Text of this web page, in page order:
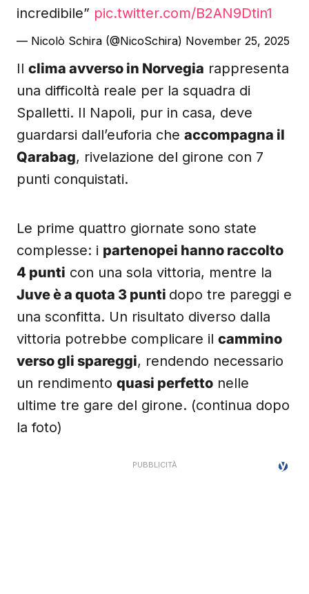
incredibile” pic.twitter.com/B2AN9Dtin1
— Nicolò Schira (@NicoSchira) November 25, 2025
Il clima avverso in Norvegia rappresenta
una difficoltà reale per la squadra di
Spalletti. Il Napoli, pur in casa, deve
guardarsi dall’euforia che accompagna il
Qarabag, rivelazione del girone con 7
punti conquistati.
Le prime quattro giornate sono state
complesse: i partenopei hanno raccolto
4 punti con una sola vittoria, mentre la
Juve è a quota 3 punti dopo tre pareggi e
una sconfitta. Un risultato diverso dalla
vittoria potrebbe complicare il cammino
verso gli spareggi, rendendo necessario
un rendimento quasi perfetto nelle
ultime tre gare del girone. (continua dopo
la foto)